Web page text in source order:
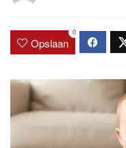
Opslaan
0